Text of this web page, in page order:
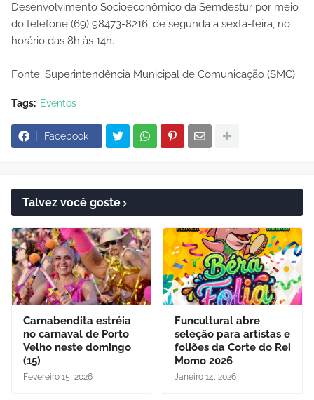
Desenvolvimento Socioeconômico da Semdestur por meio
do telefone (69) 98473-8216, de segunda a sexta-feira, no
horário das 8h às 14h.
Fonte: Superintendência Municipal de Comunicação (SMC)
Tags: Eventos
Facebook
Talvez você goste
Carnabendita estréia
no carnaval de Porto
Velho neste domingo
(15)
Fevereiro 15, 2026
Funcultural abre
seleção para artistas e
foliões da Corte do Rei
Momo 2026
Janeiro 14, 2026